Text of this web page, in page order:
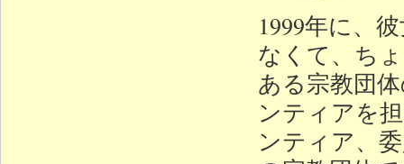
1999年に、
なくて、ち
ある宗教団
ンティアを
ンティア、